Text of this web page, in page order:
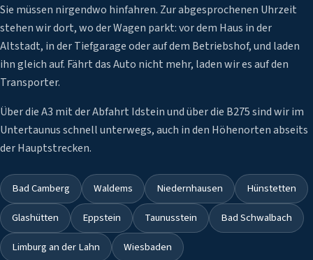
Sie müssen nirgendwo hinfahren. Zur abgesprochenen Uhrzeit
stehen wir dort, wo der Wagen parkt: vor dem Haus in der
Altstadt, in der Tiefgarage oder auf dem Betriebshof, und laden
ihn gleich auf. Fährt das Auto nicht mehr, laden wir es auf den
Transporter.
Über die A3 mit der Abfahrt Idstein und über die B275 sind wir im
Untertaunus schnell unterwegs, auch in den Höhenorten abseits
der Hauptstrecken.
Bad Camberg Waldems Niedernhausen
Hünstetten
Glashütten
Eppstein Taunusstein
Bad Schwalbach
Limburg an der Lahn
Wiesbaden